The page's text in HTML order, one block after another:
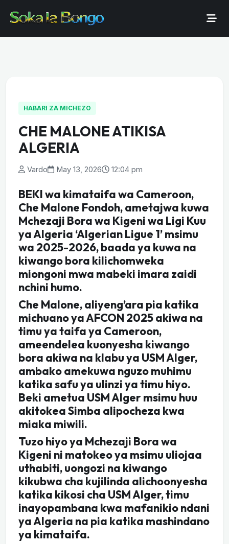
HABARI ZA MICHEZO
CHE MALONE ATIKISA
ALGERIA
Vardo May 13, 2026 12:04 pm
BEKI wa kimataifa wa Cameroon,
Che Malone Fondoh, ametajwa kuwa
Mchezaji Bora wa Kigeni wa Ligi Kuu
ya Algeria ‘Algerian Ligue 1’ msimu
wa 2025-2026, baada ya kuwa na
kiwango bora kilichomweka
miongoni mwa mabeki imara zaidi
nchini humo.
Che Malone, aliyeng’ara pia katika
michuano ya AFCON 2025 akiwa na
timu ya taifa ya Cameroon,
ameendelea kuonyesha kiwango
bora akiwa na klabu ya USM Alger,
ambako amekuwa nguzo muhimu
katika safu ya ulinzi ya timu hiyo.
Beki ametua USM Alger msimu huu
akitokea Simba alipocheza kwa
miaka miwili.
Tuzo hiyo ya Mchezaji Bora wa
Kigeni ni matokeo ya msimu uliojaa
uthabiti, uongozi na kiwango
kikubwa cha kujilinda alichoonyesha
katika kikosi cha USM Alger, timu
inayopambana kwa mafanikio ndani
ya Algeria na pia katika mashindano
ya kimataifa.